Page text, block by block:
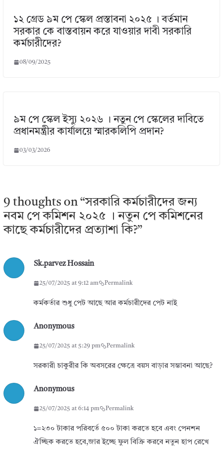
১২ গ্রেড ৯ম পে স্কেল প্রস্তাবনা ২০২৫ । বর্তমান
সরকার কে বাস্তবায়ন করে যাওয়ার দাবী সরকারি
কর্মচারীদের?
08/09/2025
৯ম পে স্কেল ইস্যু ২০২৬ । নতুন পে স্কেলের দাবিতে
প্রধানমন্ত্রীর কার্যালয়ে স্মারকলিপি প্রদান?
03/03/2026
9 thoughts on “সরকারি কর্মচারীদের জন্য
নবম পে কমিশন ২০২৫ । নতুন পে কমিশনের
কাছে কর্মচারীদের প্রত্যাশা কি?”
Sk.parvez Hossain
25/07/2025 at 9:12 am Permalink
কর্মকর্তার শুধু পেট আছে আর কর্মচারীদের পেট নাই
Anonymous
25/07/2025 at 5:29 pm Permalink
সরকারী চাকুরীর কি অবসরের ক্ষেত্রে বয়স বাড়ার সম্ভাবনা আছে?
Anonymous
25/07/2025 at 6:14 pm Permalink
১=২৩০ টাকার পরিবর্তে ৫০০ টাকা করতে হবে এবং পেনশন
ঐচ্ছিক করতে হবে,জার ইচ্ছে ফুল বিক্রি করবে নতুন হাপ রেখে